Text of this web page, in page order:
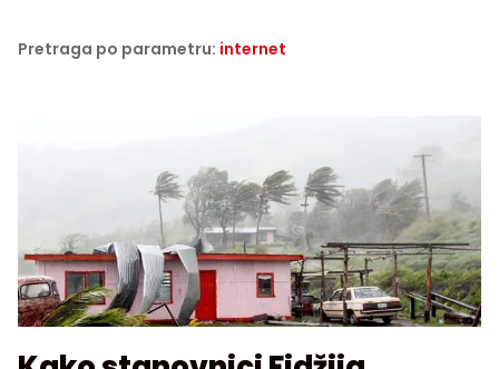
Pretraga po parametru: internet